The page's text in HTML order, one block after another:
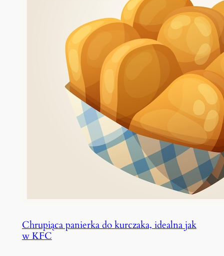
Chrupiąca panierka do kurczaka, idealna jak
w KFC